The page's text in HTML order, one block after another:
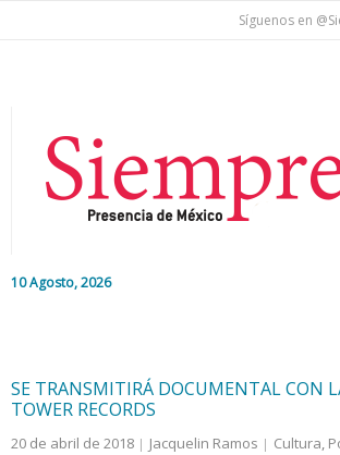
Síguenos en
10 Agosto, 2026
SE TRANSMITIRÁ DOCUMENTAL CON
TOWER RECORDS
20 de abril de 2018 Jacquelin Ramos Cultura,